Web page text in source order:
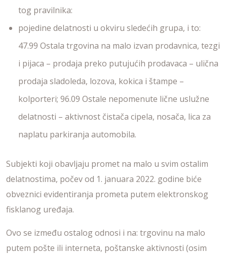
tog pravilnika:
pojedine delatnosti u okviru sledećih grupa, i to:
47.99 Ostala trgovina na malo izvan prodavnica, tezgi
i pijaca – prodaja preko putujućih prodavaca – ulična
prodaja sladoleda, lozova, kokica i štampe –
kolporteri; 96.09 Ostale nepomenute lične uslužne
delatnosti – aktivnost čistača cipela, nosača, lica za
naplatu parkiranja automobila.
Subjekti koji obavljaju promet na malo u svim ostalim
delatnostima, počev od 1. januara 2022. godine biće
obveznici evidentiranja prometa putem elektronskog
fisklanog uređaja.
Ovo se između ostalog odnosi i na: trgovinu na malo
putem pošte ili interneta, poštanske aktivnosti (osim